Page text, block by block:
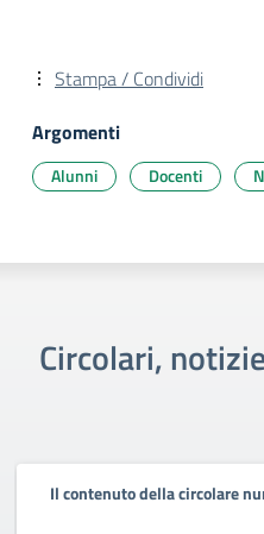
Stampa / Condividi
Argomenti
Alunni Docenti
Circolari,
Il contenuto della circolare